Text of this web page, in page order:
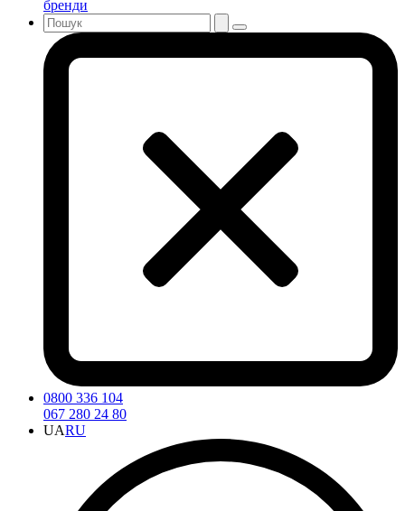
бренди
0800 336 104
067 280 24 80
UARU